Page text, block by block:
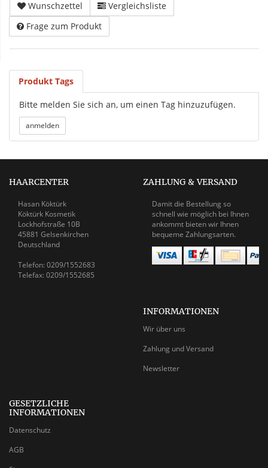
Wunschzettel
Vergleichsliste
Frage zum Produkt
Produkt Tags
Bitte melden Sie sich an, um einen Tag hinzuzufügen.
HAARCENTER
Hasan Köktürk
Köktürk Kosmetik
Lockhofstraße 10B
45881 Gelsenkirchen
Deutschland
Telefon: 0209/1552683
Telefax: 0209/1552685
ZAHLUNG & VERSAND
Damit die Bestellung so
schnell wie möglich bei Ihnen
ankommt bieten wir Ihnen
bequeme Zahlungsarten.
INFORMATIONEN
Wir über uns
Zahlung und Versand
Newsletter
GESETZLICHE
INFORMATIONEN
Datenschutz
AGB